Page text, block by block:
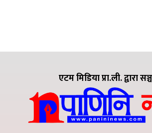
एटम मिडिया प्रा.ली. द्वारा